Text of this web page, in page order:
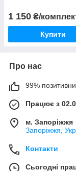
1 150 ₴/
Купити
Про нас
99%
Працює з
м. Запоріжжя
Запоріжжя,
Контакти
Сьогодні